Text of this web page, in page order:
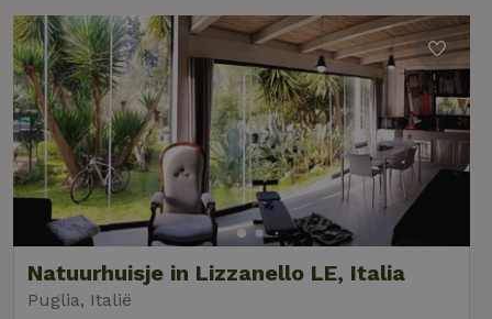
Natuurhuisje in Lizzanello LE, Italia
Puglia, Italië